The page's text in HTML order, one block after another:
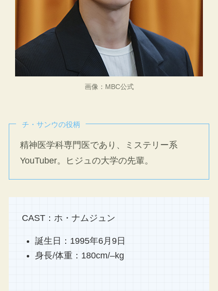
画像：MBC公式
チ・サンウの役柄
精神医学科専門医であり、ミステリー系
YouTuber。ヒジュの大学の先輩。
CAST：ホ・ナムジュン
誕生日：1995年6月9日
身長/体重：180cm/–kg